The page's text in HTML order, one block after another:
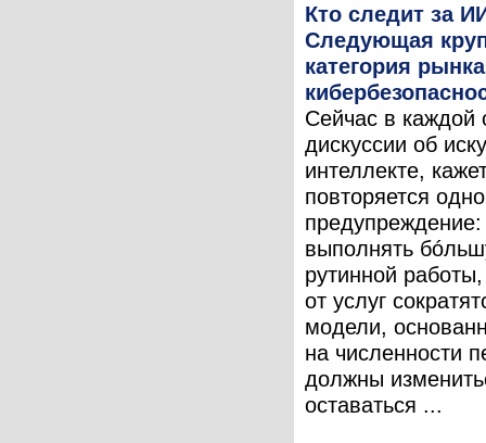
Кто следит за
Следующая
категория рынка
Сейчас в каждой
дискуссии об
интеллекте,
повторяется
выполнять
рутинной
от услуг
модели,
на численности
должны
оставаться ...